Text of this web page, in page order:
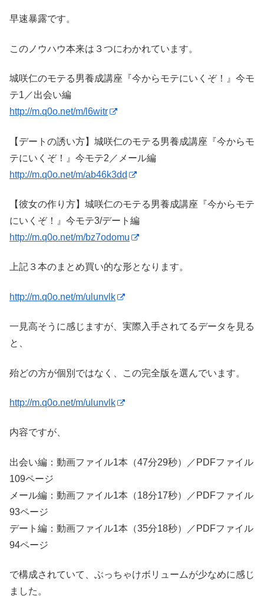
早速暴露です。
このノウハウ本来は３つにわかれています。
城咲仁のモテる男養成講座『今からモテにいくぞ！』今モ
テ1／出会い編
http://m.q0o.net/m/l6witr
【デートの誘い方】城咲仁のモテる男養成講座『今からモ
テにいくぞ！』今モテ2／メール編
http://m.q0o.net/m/ab46k3dd
【彼女の作り方】城咲仁のモテる男養成講座『今からモテ
にいくぞ！』今モテ3/デート編
http://m.q0o.net/m/bz7odomu
上記３本のまとめ買い的な形となります。
http://m.q0o.net/m/ulunvlk
一見高そうに感じますが、実際入手されてるデータを見る
と、
殆どの方が個別ではなく、この完全版を選んでいます。
http://m.q0o.net/m/ulunvlk
内容ですが、
出会い編：動画ファイル1本（47分29秒）／PDFファイル
109ページ
メール編：動画ファイル1本（18分17秒）／PDFファイル
93ページ
デート編：動画ファイル1本（35分18秒）／PDFファイル
94ページ
で構成されていて、ぶっちゃけボリュームが少なめに感じ
ました。